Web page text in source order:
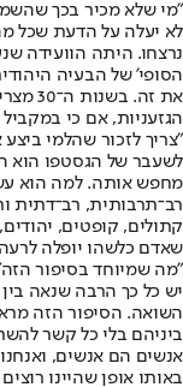
"מי שלא מכיר בכך
לא יעלה על הדעת שכל
הסופי' של הבעיה
את זה.
הגזעניות, אם כי
"צריך לזכור שהלמי
לשעבר של הגסטפו הוא
מחפש אותה. למה הוא
רב־תרבותית, רב־דתית
קתולים, קופטים,
שאדם כלשהו יופלה
"מה שמיוחד בסיפור
יש כל כך הרבה שנאה
השואה. הסיפור הזה
ביניהם בלי כל קשר
אנשים הם אנשים,
באותו אופן שהיינו